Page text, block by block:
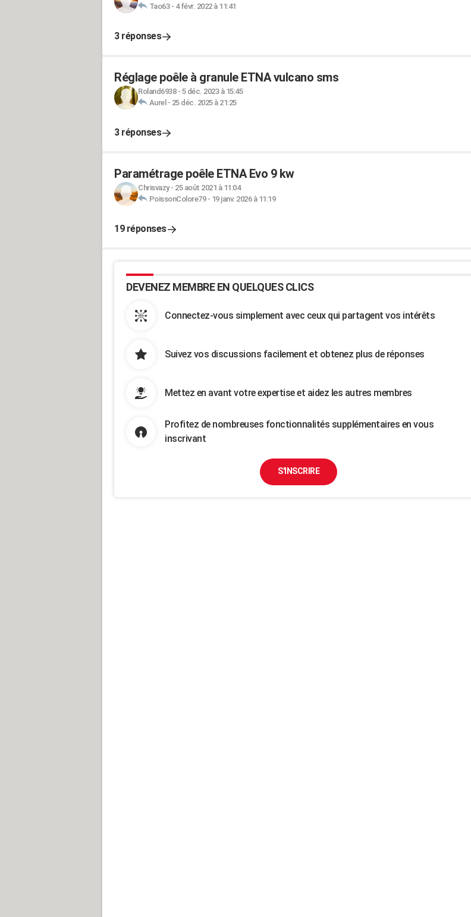
Tao63- 4 févr. 2022 à 11:41
3 réponses
Réglage poêle à granule ETNA vulcano sms
Roland6938- 5 déc. 2023 à 15:45
Aurel - 25 déc. 2025 à 21:25
3 réponses
Paramétrage poêle ETNA Evo 9 kw
Chrisvazy- 25 août 2021 à 11:04
PoissonColore79- 19 janv. 2026 à 11:19
19 réponses
DEVENEZ MEMBRE EN QUELQUES CLICS
Connectez-vous simplement avec ceux qui partagent vos intérêts
Suivez vos discussions facilement et obtenez plus de réponses
Mettez en avant votre expertise et aidez les autres membres
Profitez de nombreuses fonctionnalités supplémentaires en vous
inscrivant
S'INSCRIRE